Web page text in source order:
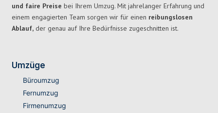
und faire Preise bei Ihrem Umzug. Mit jahrelanger Erfahrung und
einem engagierten Team sorgen wir für einen reibungslosen
Ablauf, der genau auf Ihre Bedürfnisse zugeschnitten ist.
Umzüge
Büroumzug
Fernumzug
Firmenumzug